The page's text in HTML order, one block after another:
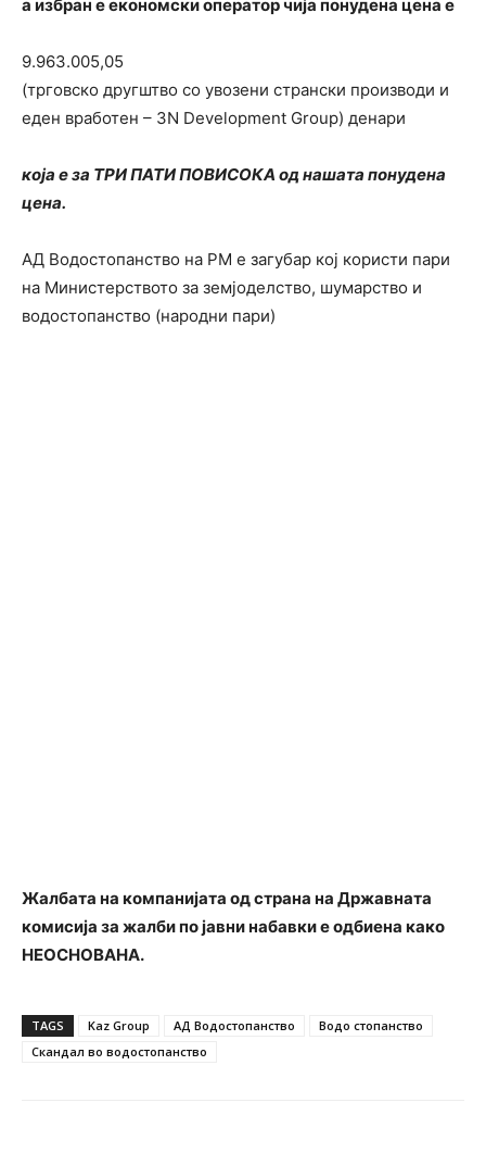
а избран е економски оператор чија понудена цена е
9.963.005,05
(трговско другштво со увозени странски производи и
еден вработен – 3N Development Group) денари
која е за ТРИ ПАТИ ПОВИСОКА од нашата понудена
цена.
АД Водостопанство на РМ е загубар коj користи пари
на Министерството за земjоделство, шумарство и
водостопанство (народни пари)
Жалбата на компанијата од страна на Државната
комисија за жалби по јавни набавки е одбиена како
НЕОСНОВАНА.
TAGS Kaz Group АД Водостопанство
Водо стопанство
Скандал во водостопанство